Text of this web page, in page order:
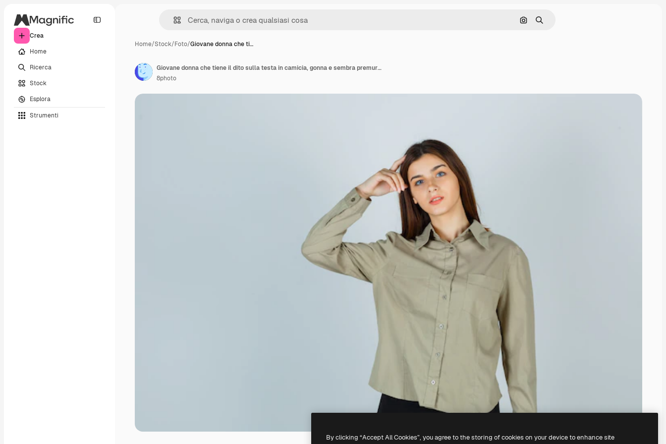
Crea
Home
Ricerca
Stock
Esplora
Strumenti
Cerca per immagine
Ricerca
Home/Stock/Foto/Giovane donna che ti…
Giovane donna che tiene il dito sulla testa in camicia, gonna e sembra premurosa, vista frontale.
8photo
By clicking “Accept All Cookies”, you agree to the storing of cookies on your device to enhance site